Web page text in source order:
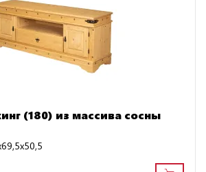
(180) из массива сосны